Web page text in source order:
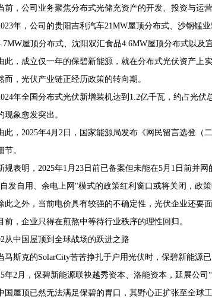
前，公司业务聚焦分布式光储充资产的开发、投资与运
年，公司的贵阳吉利汽车21MW屋顶分布式、沙钢锰
屋顶分布式、沈阳双汇食品4.6MW屋顶分布式以及
此，成立仅一年的保碧新能源，就在分布式光伏资产上
而，光伏产业链正经历政策的转向期。
年全国分布式光伏新增装机达到1.2亿千瓦，约占光
现象愈发突出。
此，2025年4月2日，国家能源局发布《网民留言选登
节。
规表明，2025年1月23日前已备案但未能在5月1日前并
发自用、余电上网"模式的政策红利窗口或将关闭，政
此之外，当前电价具有较强的不确定性，光伏企业还要
前，企业只得在煎熬中等待行业秩序的理性回归。
从中国屋顶到全球战场的跃进之路
马斯克的SolarCity苦苦挣扎于户用光伏时，保碧新能源
年2月，保碧新能源联袂越秀资本、洛能资本，延展公司
国屋顶已然无法满足保碧的胃口，其野心正扩张至全球工